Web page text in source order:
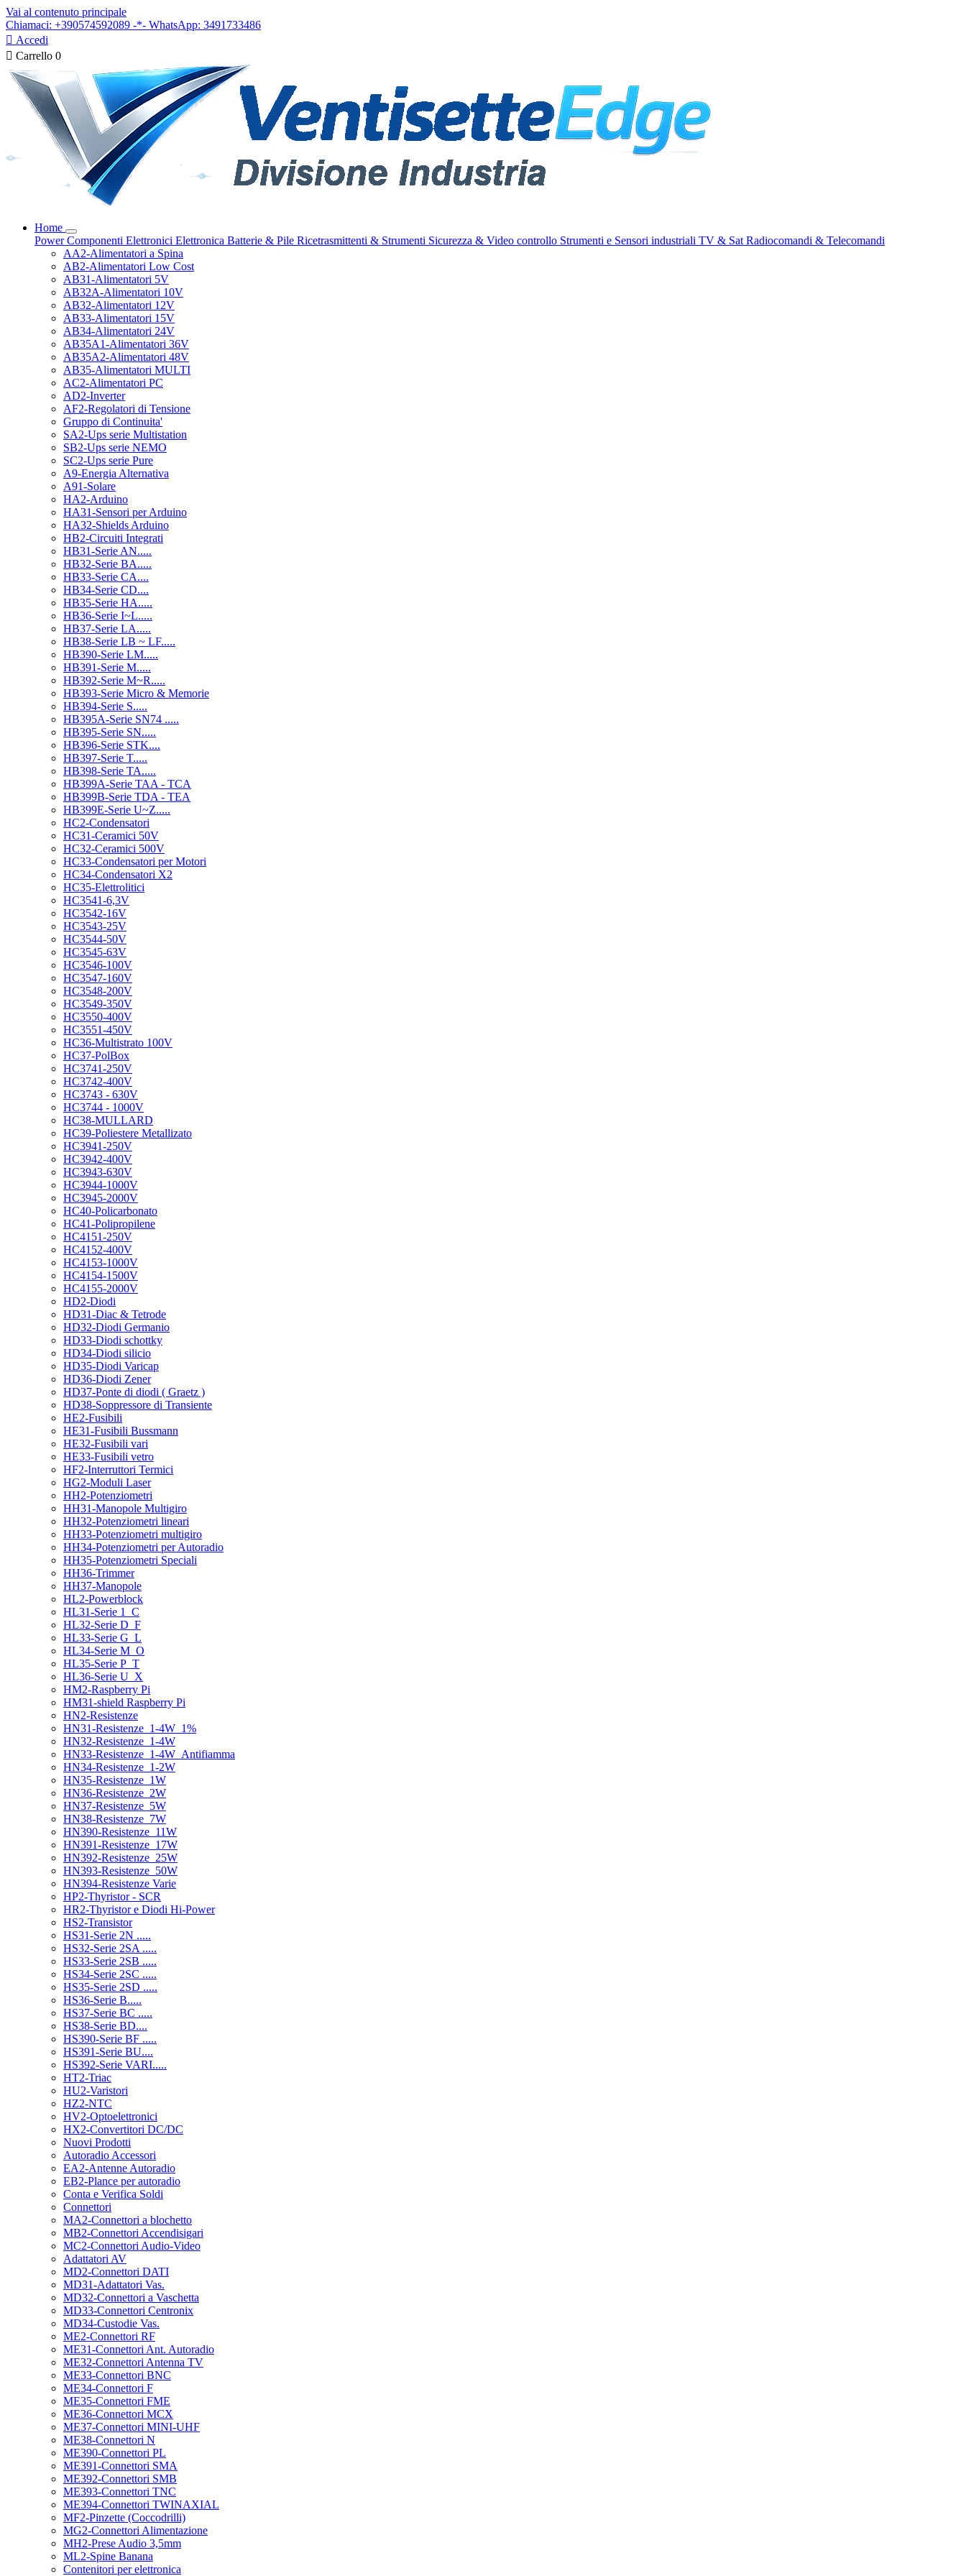
Vai al contenuto principale
Chiamaci: +390574592089 -*- WhatsApp: 3491733486
 Accedi
 Carrello 0
Home
PowerComponenti Elettronici Elettronica Batterie & Pile Ricetrasmittenti & Strumenti Sicurezza & Video controllo Strumenti e Sensori industriali TV & Sat Radiocomandi & Telecomandi
AA2-Alimentatori a Spina
AB2-Alimentatori Low Cost
AB31-Alimentatori 5V
AB32A-Alimentatori 10V
AB32-Alimentatori 12V
AB33-Alimentatori 15V
AB34-Alimentatori 24V
AB35A1-Alimentatori 36V
AB35A2-Alimentatori 48V
AB35-Alimentatori MULTI
AC2-Alimentatori PC
AD2-Inverter
AF2-Regolatori di Tensione
Gruppo di Continuita'
SA2-Ups serie Multistation
SB2-Ups serie NEMO
SC2-Ups serie Pure
A9-Energia Alternativa
A91-Solare
HA2-Arduino
HA31-Sensori per Arduino
HA32-Shields Arduino
HB2-Circuiti Integrati
HB31-Serie AN.....
HB32-Serie BA.....
HB33-Serie CA....
HB34-Serie CD....
HB35-Serie HA.....
HB36-Serie I~L.....
HB37-Serie LA.....
HB38-Serie LB ~ LF.....
HB390-Serie LM.....
HB391-Serie M.....
HB392-Serie M~R.....
HB393-Serie Micro & Memorie
HB394-Serie S.....
HB395A-Serie SN74 .....
HB395-Serie SN.....
HB396-Serie STK....
HB397-Serie T.....
HB398-Serie TA.....
HB399A-Serie TAA - TCA
HB399B-Serie TDA - TEA
HB399E-Serie U~Z.....
HC2-Condensatori
HC31-Ceramici 50V
HC32-Ceramici 500V
HC33-Condensatori per Motori
HC34-Condensatori X2
HC35-Elettrolitici
HC3541-6,3V
HC3542-16V
HC3543-25V
HC3544-50V
HC3545-63V
HC3546-100V
HC3547-160V
HC3548-200V
HC3549-350V
HC3550-400V
HC3551-450V
HC36-Multistrato 100V
HC37-PolBox
HC3741-250V
HC3742-400V
HC3743 - 630V
HC3744 - 1000V
HC38-MULLARD
HC39-Poliestere Metallizato
HC3941-250V
HC3942-400V
HC3943-630V
HC3944-1000V
HC3945-2000V
HC40-Policarbonato
HC41-Polipropilene
HC4151-250V
HC4152-400V
HC4153-1000V
HC4154-1500V
HC4155-2000V
HD2-Diodi
HD31-Diac & Tetrode
HD32-Diodi Germanio
HD33-Diodi schottky
HD34-Diodi silicio
HD35-Diodi Varicap
HD36-Diodi Zener
HD37-Ponte di diodi ( Graetz )
HD38-Soppressore di Transiente
HE2-Fusibili
HE31-Fusibili Bussmann
HE32-Fusibili vari
HE33-Fusibili vetro
HF2-Interruttori Termici
HG2-Moduli Laser
HH2-Potenziometri
HH31-Manopole Multigiro
HH32-Potenziometri lineari
HH33-Potenziometri multigiro
HH34-Potenziometri per Autoradio
HH35-Potenziometri Speciali
HH36-Trimmer
HH37-Manopole
HL2-Powerblock
HL31-Serie 1_C
HL32-Serie D_F
HL33-Serie G_L
HL34-Serie M_O
HL35-Serie P_T
HL36-Serie U_X
HM2-Raspberry Pi
HM31-shield Raspberry Pi
HN2-Resistenze
HN31-Resistenze_1-4W_1%
HN32-Resistenze_1-4W
HN33-Resistenze_1-4W_Antifiamma
HN34-Resistenze_1-2W
HN35-Resistenze_1W
HN36-Resistenze_2W
HN37-Resistenze_5W
HN38-Resistenze_7W
HN390-Resistenze_11W
HN391-Resistenze_17W
HN392-Resistenze_25W
HN393-Resistenze_50W
HN394-Resistenze Varie
HP2-Thyristor - SCR
HR2-Thyristor e Diodi Hi-Power
HS2-Transistor
HS31-Serie 2N .....
HS32-Serie 2SA .....
HS33-Serie 2SB .....
HS34-Serie 2SC .....
HS35-Serie 2SD .....
HS36-Serie B.....
HS37-Serie BC .....
HS38-Serie BD....
HS390-Serie BF .....
HS391-Serie BU....
HS392-Serie VARI.....
HT2-Triac
HU2-Varistori
HZ2-NTC
HV2-Optoelettronici
HX2-Convertitori DC/DC
Nuovi Prodotti
Autoradio Accessori
EA2-Antenne Autoradio
EB2-Plance per autoradio
Conta e Verifica Soldi
Connettori
MA2-Connettori a blochetto
MB2-Connettori Accendisigari
MC2-Connettori Audio-Video
Adattatori AV
MD2-Connettori DATI
MD31-Adattatori Vas.
MD32-Connettori a Vaschetta
MD33-Connettori Centronix
MD34-Custodie Vas.
ME2-Connettori RF
ME31-Connettori Ant. Autoradio
ME32-Connettori Antenna TV
ME33-Connettori BNC
ME34-Connettori F
ME35-Connettori FME
ME36-Connettori MCX
ME37-Connettori MINI-UHF
ME38-Connettori N
ME390-Connettori PL
ME391-Connettori SMA
ME392-Connettori SMB
ME393-Connettori TNC
ME394-Connettori TWINAXIAL
MF2-Pinzette (Coccodrilli)
MG2-Connettori Alimentazione
MH2-Prese Audio 3,5mm
ML2-Spine Banana
Contenitori per elettronica